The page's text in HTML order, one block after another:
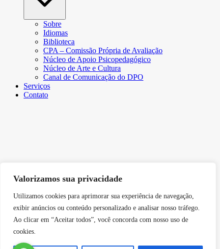
Valorizamos sua privacidade
Utilizamos cookies para aprimorar sua experiência de navegação,
exibir anúncios ou conteúdo personalizado e analisar nosso tráfego.
Ao clicar em “Aceitar todos”, você concorda com nosso uso de
cookies.
Sobre
Idiomas
Biblioteca
CPA – Comissão Própria de Avaliação
Núcleo de Apoio Psicopedagógico
Núcleo de Arte e Cultura
Canal de Comunicação do DPO
Serviços
Contato